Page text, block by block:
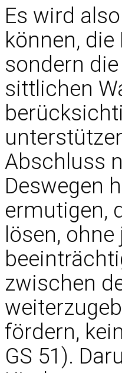
Es wird
können,
sondern
sittlichen
Abschluss
ermutigen,
lösen,
zwischen
fördern,
GS 51).